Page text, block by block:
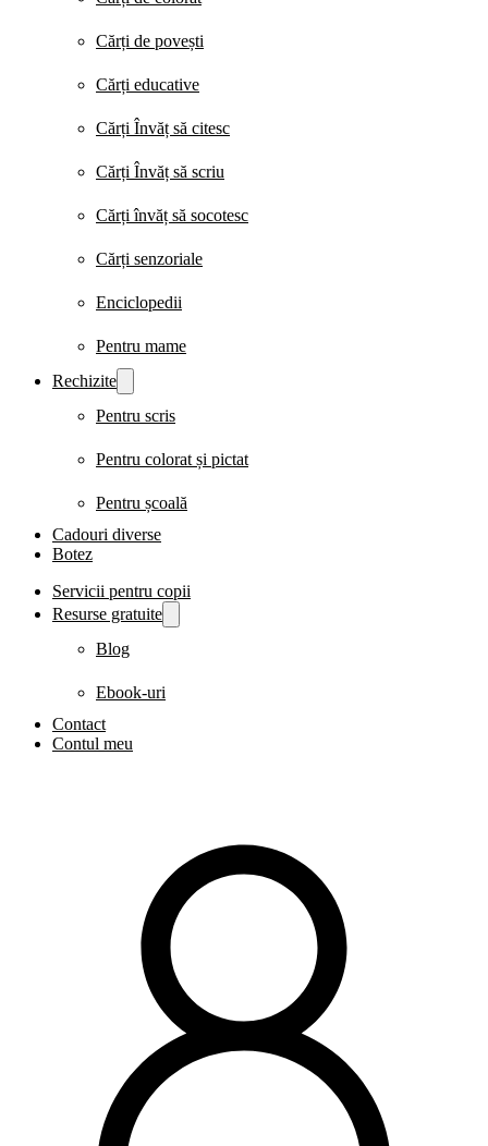
Cărți de povești
Cărți educative
Cărți Învăț să citesc
Cărți Învăț să scriu
Cărți învăț să socotesc
Cărți senzoriale
Enciclopedii
Pentru mame
Rechizite
Pentru scris
Pentru colorat și pictat
Pentru școală
Cadouri diverse
Botez
Servicii pentru copii
Resurse gratuite
Blog
Ebook-uri
Contact
Contul meu